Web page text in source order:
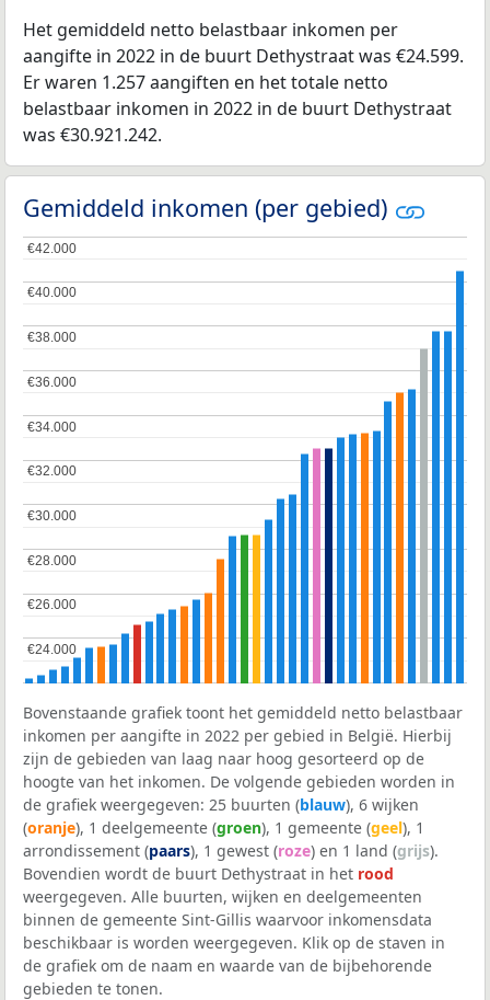
Het gemiddeld netto belastbaar inkomen per
aangifte in 2022 in de buurt Dethystraat was €24.599.
Er waren 1.257 aangiften en het totale netto
belastbaar inkomen in 2022 in de buurt Dethystraat
was €30.921.242.
Gemiddeld inkomen (per gebied)
€24.000
€24.000
€26.000
€26.000
€28.000
€28.000
€30.000
€30.000
€32.000
€32.000
€34.000
€34.000
€36.000
€36.000
€38.000
€38.000
€40.000
€40.000
€42.000
€42.000
Bovenstaande grafiek toont het gemiddeld netto belastbaar
inkomen per aangifte in 2022 per gebied in België. Hierbij
zijn de gebieden van laag naar hoog gesorteerd op de
hoogte van het inkomen. De volgende gebieden worden in
de grafiek weergegeven: 25 buurten (blauw), 6 wijken
(oranje), 1 deelgemeente (groen), 1 gemeente (geel), 1
arrondissement (paars), 1 gewest (roze) en 1 land (grijs).
Bovendien wordt de buurt Dethystraat in het rood
weergegeven. Alle buurten, wijken en deelgemeenten
binnen de gemeente Sint-Gillis waarvoor inkomensdata
beschikbaar is worden weergegeven. Klik op de staven in
de grafiek om de naam en waarde van de bijbehorende
gebieden te tonen.